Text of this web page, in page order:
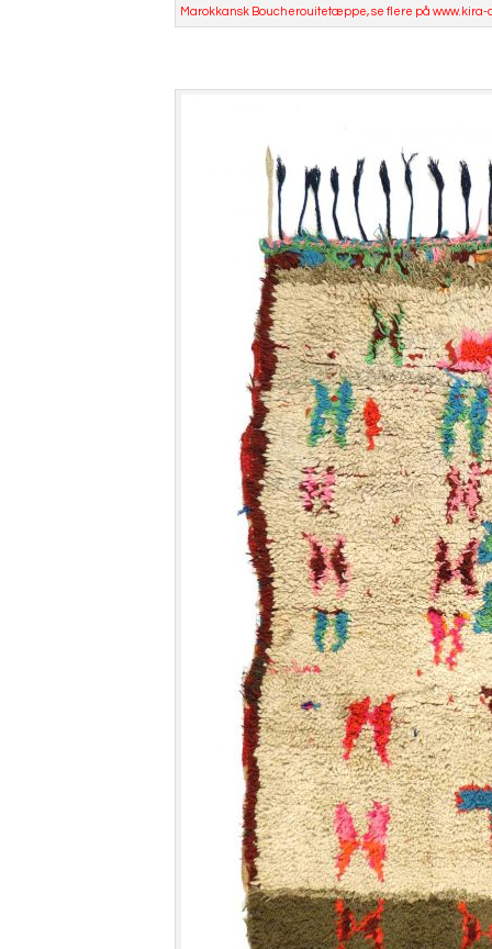
Marokkansk Boucherouitetæppe, se flere på www.kira-